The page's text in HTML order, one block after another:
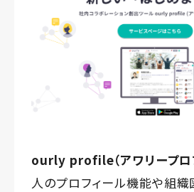
ourly profile（アワリープロ
人のプロフィール機能や組